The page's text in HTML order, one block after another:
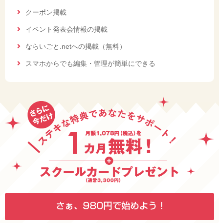
クーポン掲載
イベント発表会情報の掲載
ならいごと.netへの掲載（無料）
スマホからでも編集・管理が簡単にできる